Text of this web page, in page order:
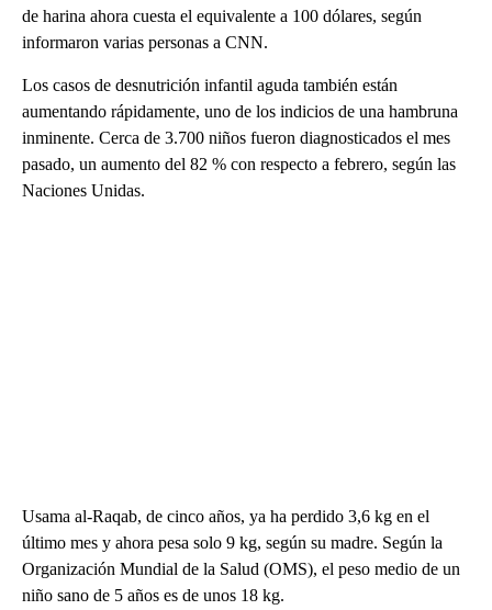
de harina ahora cuesta el equivalente a 100 dólares, según
informaron varias personas a CNN.
Los casos de desnutrición infantil aguda también están
aumentando rápidamente, uno de los indicios de una hambruna
inminente. Cerca de 3.700 niños fueron diagnosticados el mes
pasado, un aumento del 82 % con respecto a febrero, según las
Naciones Unidas.
Usama al-Raqab, de cinco años, ya ha perdido 3,6 kg en el
último mes y ahora pesa solo 9 kg, según su madre. Según la
Organización Mundial de la Salud (OMS), el peso medio de un
niño sano de 5 años es de unos 18 kg.